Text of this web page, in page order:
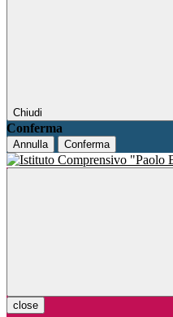
Chiudi
Conferma
Annulla Conferma
close